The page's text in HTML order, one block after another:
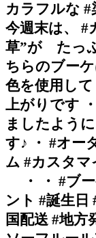
カラフルな
今週末は、 #
草”が たっ
ちらのブー
色を使用し
上がりです
ましたよう
す♪ ・ #オー
ム #カスタ
・ ・ #ブー
ント #誕生日
国配送 #地方